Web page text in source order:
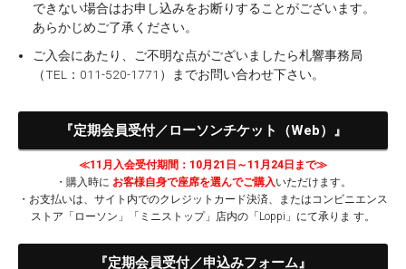
できない場合はお申し込みをお断りすることがございます。
あらかじめご了承ください。
ご入会にあたり、ご不明な点がございましたら札響事務局
（TEL：011-520-1771）までお問い合わせ下さい。
『定期会員受付／ローソンチケット（Web）』
≪11月入会受付期間：10月21日～11月24日まで≫
・購入時に お客様自身で座席を選んでご購入いただけます。
・お支払いは、サイト内でのクレジットカード決済、またはコンビニエンス
ストア「ローソン」「ミニストップ」店内の「Loppi」にて承りま す。
『定期会員受付／申込みフォーム』